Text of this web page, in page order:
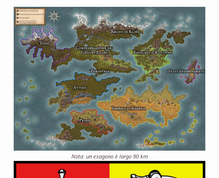
Nota: un esagono è largo 90 km